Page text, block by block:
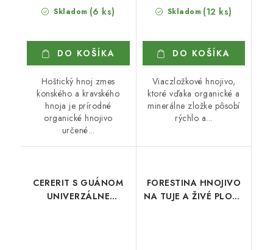
Skladom (6 ks)
DO KOŠÍKA
Hoštický hnoj zmes
konského a kravského
hnoja je prírodné
organické hnojivo
určené...
Skladom (12 ks)
DO KOŠÍKA
Viaczložkové hnojivo,
ktoré vďaka organické a
minerálne zložke pôsobí
rýchlo a...
CERERIT S GUÁNOM
UNIVERZÁLNE
FORESTINA HNOJIVO
NA TUJE A ŽIVÉ PLOTY